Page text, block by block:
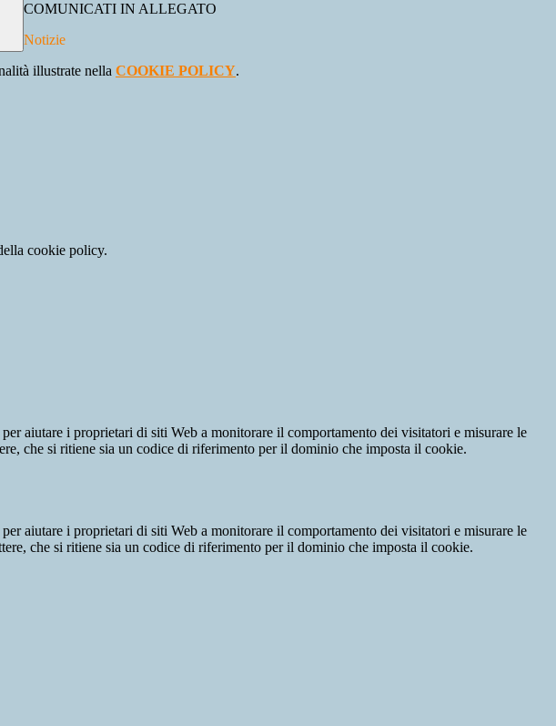
COMUNICATI IN ALLEGATO
Notizie
illustrate nella COOKIE POLICY.
cookie policy.
aiutare i proprietari di siti Web a monitorare il comportamento dei visitatori e misurare le
che si ritiene sia un codice di riferimento per il dominio che imposta il cookie.
aiutare i proprietari di siti Web a monitorare il comportamento dei visitatori e misurare le
che si ritiene sia un codice di riferimento per il dominio che imposta il cookie.